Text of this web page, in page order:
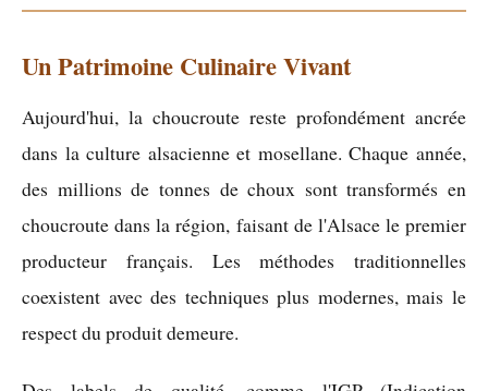
Un Patrimoine Culinaire Vivant
Aujourd'hui, la choucroute reste profondément ancrée
dans la culture alsacienne et mosellane. Chaque année,
des millions de tonnes de choux sont transformés en
choucroute dans la région, faisant de l'Alsace le premier
producteur français. Les méthodes traditionnelles
coexistent avec des techniques plus modernes, mais le
respect du produit demeure.